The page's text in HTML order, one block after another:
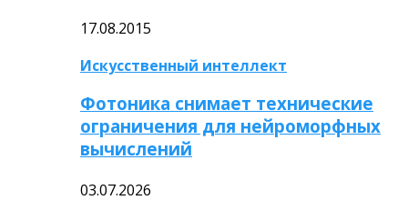
17.08.2015
Искусственный интеллект
Фотоника снимает технические
ограничения для нейроморфных
вычислений
03.07.2026